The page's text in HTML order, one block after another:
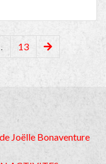
… 13
Joëlle Bonaventure